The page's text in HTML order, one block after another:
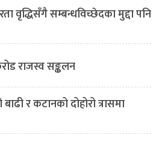
वृद्धिसँगै सम्बन्धविच्छेदका मुद्दा पनि
राजस्व सङ्कलन
र कटानको दोहोरो त्रासमा